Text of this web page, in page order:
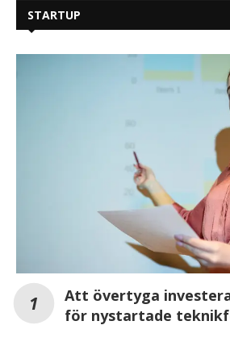
STARTUP
Att övertyga
för nystartade